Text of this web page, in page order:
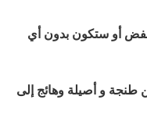
أو ستكون بدون أي
طنجة و أصيلة وهائج إلى